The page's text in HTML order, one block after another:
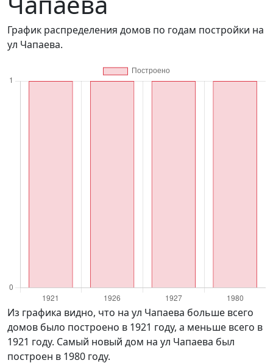
График распределения домов по годам постройки на
ул Чапаева.
Из графика видно, что на ул Чапаева больше всего
домов было построено в 1921 году, а меньше всего в
1921 году. Самый новый дом на ул Чапаева был
построен в 1980 году.